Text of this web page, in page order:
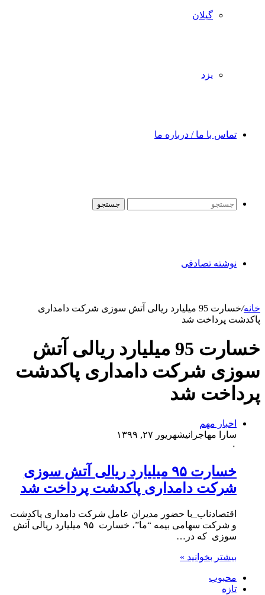
گیلان
یزد
تماس با ما / درباره ما
جستجو
نوشته تصادفی
خانه/
خسارت 95 میلیارد ریالی آتش سوزی شرکت دامداری
پاکدشت پرداخت شد
خسارت 95 میلیارد ریالی آتش
سوزی شرکت دامداری پاکدشت
پرداخت شد
اخبار مهم
سارا مهاجرانیشهریور ۲۷, ۱۳۹۹
۰
خسارت ۹۵ میلیارد ریالی آتش سوزی
شرکت دامداری پاکدشت پرداخت شد
اقتصادناب_با حضور مدیران عامل شرکت دامداری پاکدشت
و شرکت سهامی بیمه “ما”، خسارت ۹۵ میلیارد ریالی آتش
سوزی که در…
بیشتر بخوانید »
محبوب
تازه